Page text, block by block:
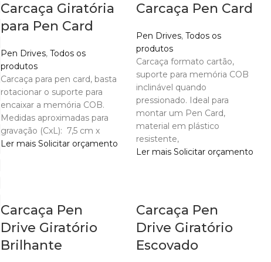
Carcaça Giratória
para Pen Card
Pen Drives, Todos os
produtos
Carcaça para pen card, basta
rotacionar o suporte para
encaixar a memória COB.
Medidas aproximadas para
gravação (CxL): 7,5 cm x
Ler mais Solicitar orçamento
Carcaça Pen Card
Pen Drives, Todos os
produtos
Carcaça formato cartão,
suporte para memória COB
inclinável quando
pressionado. Ideal para
montar um Pen Card,
material em plástico
resistente,
Ler mais Solicitar orçamento
Carcaça Pen
Drive Giratório
Brilhante
Carcaça Pen
Drive Giratório
Escovado